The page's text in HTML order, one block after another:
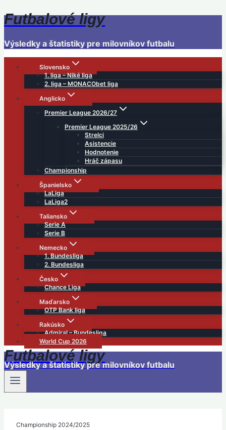
Skip
to
Futbalové ligy
Výsledky a štatistiky pre milovníkov futbalu
Slovensko
1. liga – Niké liga
2. liga – MONACObet liga
Anglicko
Premier League 2026/27
Premier League 2025/26
Strelci
Asistencie
Hodnotenie
Hráč zápasu
Championship
Španielsko
LaLiga
LaLiga2
Taliansko
Serie A
Serie B
Nemecko
1. Bundesliga
2. Bundesliga
Česko
Chance Liga
Maďarsko
OTP Bank liga
Rakúsko
Admiral – Bundesliga
World Cup 2026
Futbalové ligy
Výsledky a štatistiky pre milovníkov futbalu
Championship 2024/2025